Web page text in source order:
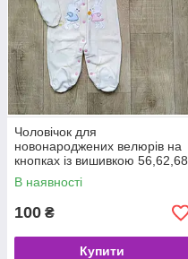
Чоловічок для
новонароджених велюрів на
кнопках із вишивкою 56,62,68
см 16(50,56)
В наявності
100 ₴
Купити